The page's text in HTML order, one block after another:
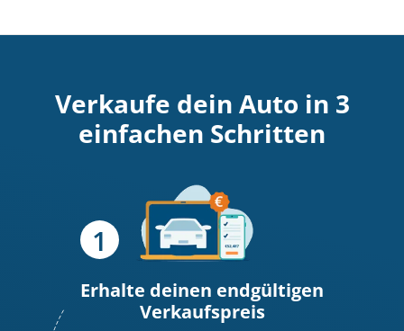
Verkaufe dein Auto in 3
einfachen Schritten
Erhalte deinen endgültigen
Verkaufspreis